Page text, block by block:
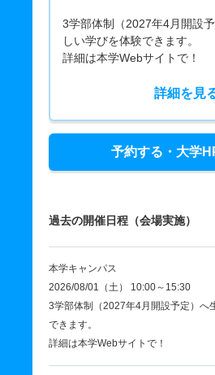
3学部体制（2027年4月開設
しい学びを体験できます。
詳細は本学Webサイトで！
詳細を見
予約する・大学
過去の開催日程（会場実施）
本学キャンパス
2026/08/01（土） 10:00～15:30
3学部体制（2027年4月開設予定）へ
できます。
詳細は本学Webサイトで！